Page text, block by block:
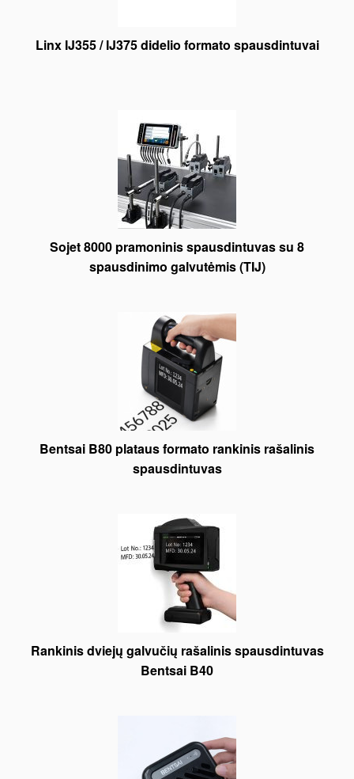
Linx IJ355 / IJ375 didelio formato spausdintuvai
Sojet 8000 pramoninis spausdintuvas su 8
spausdinimo galvutėmis (TIJ)
Bentsai B80 plataus formato rankinis rašalinis
spausdintuvas
Rankinis dviejų galvučių rašalinis spausdintuvas
Bentsai B40